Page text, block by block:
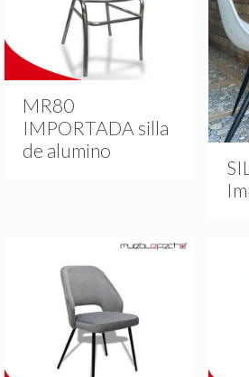
MR80
IMPORTADA silla
de alumino